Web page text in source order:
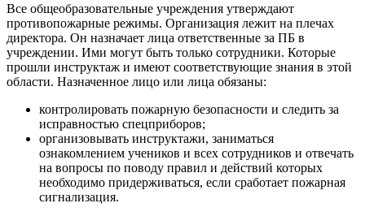
Все общеобразовательные учреждения утверждают
противопожарные режимы. Организация лежит на плечах
директора. Он назначает лица ответственные за ПБ в
учреждении. Ими могут быть только сотрудники. Которые
прошли инструктаж и имеют соответствующие знания в этой
области. Назначенное лицо или лица обязаны:
контролировать пожарную безопасности и следить за
исправностью спецприборов;
организовывать инструктажи, заниматься
ознакомлением учеников и всех сотрудников и отвечать
на вопросы по поводу правил и действий которых
необходимо придерживаться, если сработает пожарная
сигнализация.